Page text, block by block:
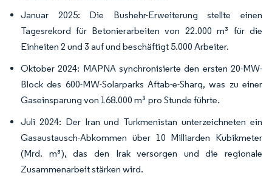
Januar 2025: Die Bushehr-Erweiterung stellte einen
Tagesrekord für Betonierarbeiten von 22.000 m³ für die
Einheiten 2 und 3 auf und beschäftigt 5.000 Arbeiter.
Oktober 2024: MAPNA synchronisierte den ersten 20-MW-
Block des 600-MW-Solarparks Aftab-e-Sharq, was zu einer
Gaseinsparung von 168.000 m³ pro Stunde führte.
Juli 2024: Der Iran und Turkmenistan unterzeichneten ein
Gasaustausch-Abkommen über 10 Milliarden Kubikmeter
(Mrd. m³), das den Irak versorgen und die regionale
Zusammenarbeit stärken wird.